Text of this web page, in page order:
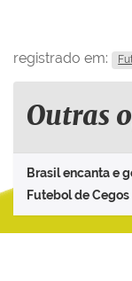
registrado em:
Outras
Brasil encanta e
Futebol de Cegos